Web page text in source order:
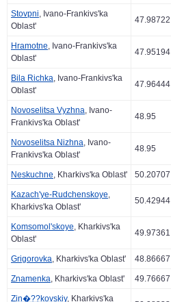
Stovpni, Ivano-Frankivs'ka
Oblast'
47.98722
Hramotne, Ivano-Frankivs'ka
Oblast'
47.95194
Bila Richka, Ivano-Frankivs'ka
Oblast'
47.96444
Novoselitsa Vyzhna, Ivano-
Frankivs'ka Oblast'
48.95
Novoselitsa Nizhna, Ivano-
Frankivs'ka Oblast'
48.95
Neskuchne, Kharkivs'ka Oblast' 50.20707
Kazach'ye-Rudchenskoye,
Kharkivs'ka Oblast'
50.42944
Komsomol'skoye, Kharkivs'ka
Oblast'
49.97361
Grigorovka, Kharkivs'ka Oblast' 48.86667
Znamenka, Kharkivs'ka Oblast' 49.76667
Zin�??kovskiy, Kharkivs'ka